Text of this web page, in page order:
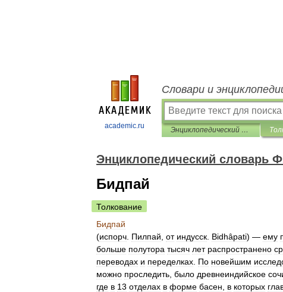
academic.ru
Словари и
Энциклопедический словарь Ф.А. Брокгауза и И.А. Ефрона
Энциклопедический словарь
Бидпай
Толкование
Бидпай
(испорч Пилпай от индусск Bidhâpati) — ему
больше полутора тысяч лет распространено
переводах и переделках По новейшим
можно проследить было древнеиндийское
где в 13 отделах в форме басен в которых